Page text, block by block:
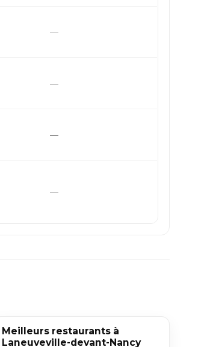
—
—
—
—
Meilleurs restaurants à
Laneuveville-devant-Nancy